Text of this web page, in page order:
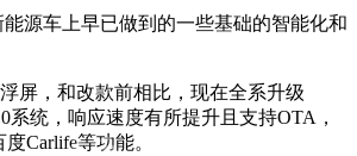
源车上早已做到的一些基础的智能化和
屏，和改款前相比，现在全系升级
系统，响应速度有所提升且支持OTA，
Carlife等功能。